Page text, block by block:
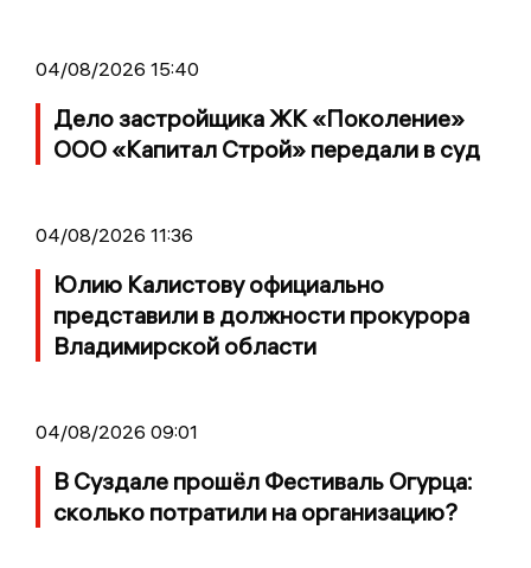
04/08/2026 15:40
Дело застройщика ЖК «Поколение»
ООО «Капитал Строй» передали в суд
04/08/2026 11:36
Юлию Калистову официально
представили в должности прокурора
Владимирской области
04/08/2026 09:01
В Суздале прошёл Фестиваль Огурца:
сколько потратили на организацию?